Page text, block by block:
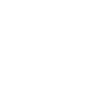
하면
하면
04-5
하면
하면